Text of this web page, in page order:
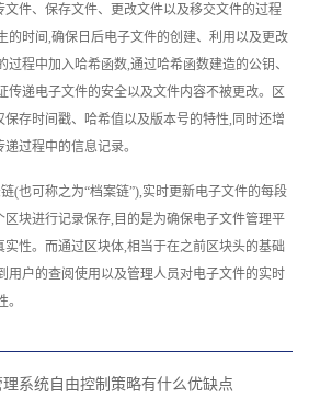
件、保存文件、更改文件以及移交文件的过程
的时间,确保日后电子文件的创建、利用以及更改
过程中加入哈希函数,通过哈希函数建造的公钥、
传递电子文件的安全以及文件内容不被更改。区
存时间戳、哈希值以及版本号的特性,同时还增
过程中的信息记录。
(也可称之为“档案链”),实时更新电子文件的每段
块进行记录保存,目的是为确保电子文件管理平
性。而通过区块体,相当于在之前区块头的基础
用户的查阅使用以及管理人员对电子文件的实时
系统自由控制策略有什么优缺点